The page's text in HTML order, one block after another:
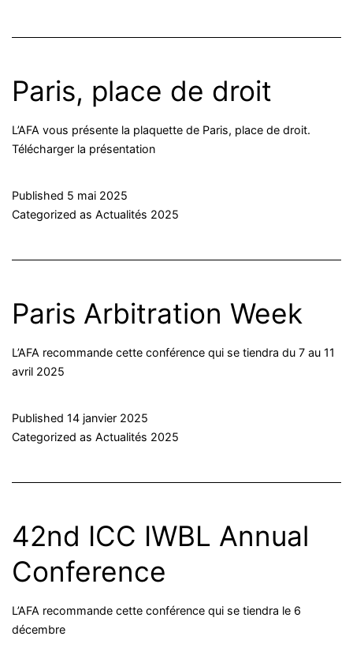
Paris, place de droit
L’AFA vous présente la plaquette de Paris, place de droit.
Télécharger la présentation
Published 5 mai 2025
Categorized as Actualités 2025
Paris Arbitration Week
L’AFA recommande cette conférence qui se tiendra du 7 au 11
avril 2025
Published 14 janvier 2025
Categorized as Actualités 2025
42nd ICC IWBL Annual
Conference
L’AFA recommande cette conférence qui se tiendra le 6
décembre